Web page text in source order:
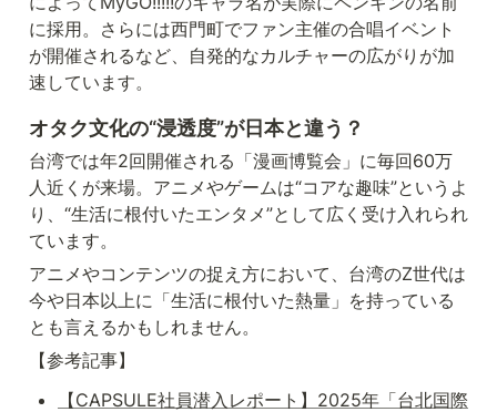
に採用。さらには西門町でファン主催の合唱イベント
が開催されるなど、自発的なカルチャーの広がりが加
速しています。
オタク文化の“浸透度”が日本と違う？
台湾では年2回開催される「漫画博覧会」に毎回60万
人近くが来場。アニメやゲームは“コアな趣味”というよ
り、“生活に根付いたエンタメ”として広く受け入れられ
ています。
アニメやコンテンツの捉え方において、台湾のZ世代は
今や日本以上に「生活に根付いた熱量」を持っている
とも言えるかもしれません。
【参考記事】
【CAPSULE社員潜入レポート】2025年「台北国際